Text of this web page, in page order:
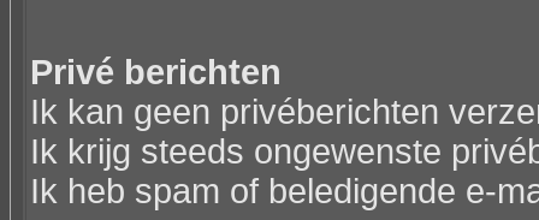
Privé berichten
Ik kan geen privéberichten
Ik krijg steeds ongewenste
Ik heb spam of beledigende e-